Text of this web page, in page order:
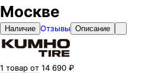
Москве
Наличие Отзывы Описание
1 товар от 14 690 ₽